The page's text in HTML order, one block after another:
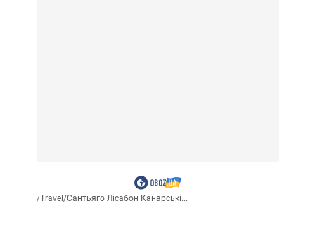
/Travel /Сантьяго Лісабон Канарські...